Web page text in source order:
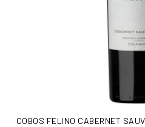
AÑADIR
COBOS FELINO CABERNET